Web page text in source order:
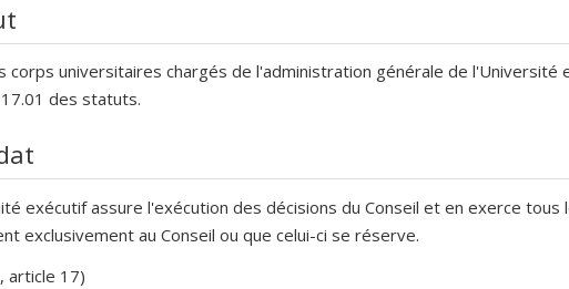
corps universitaires chargés de l'administration générale de
des statuts.
exécutif assure l'exécution des décisions du Conseil et en exerce
exclusivement au Conseil ou que celui-ci se réserve.
article 17)